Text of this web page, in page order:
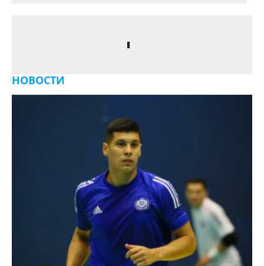
НОВОСТИ